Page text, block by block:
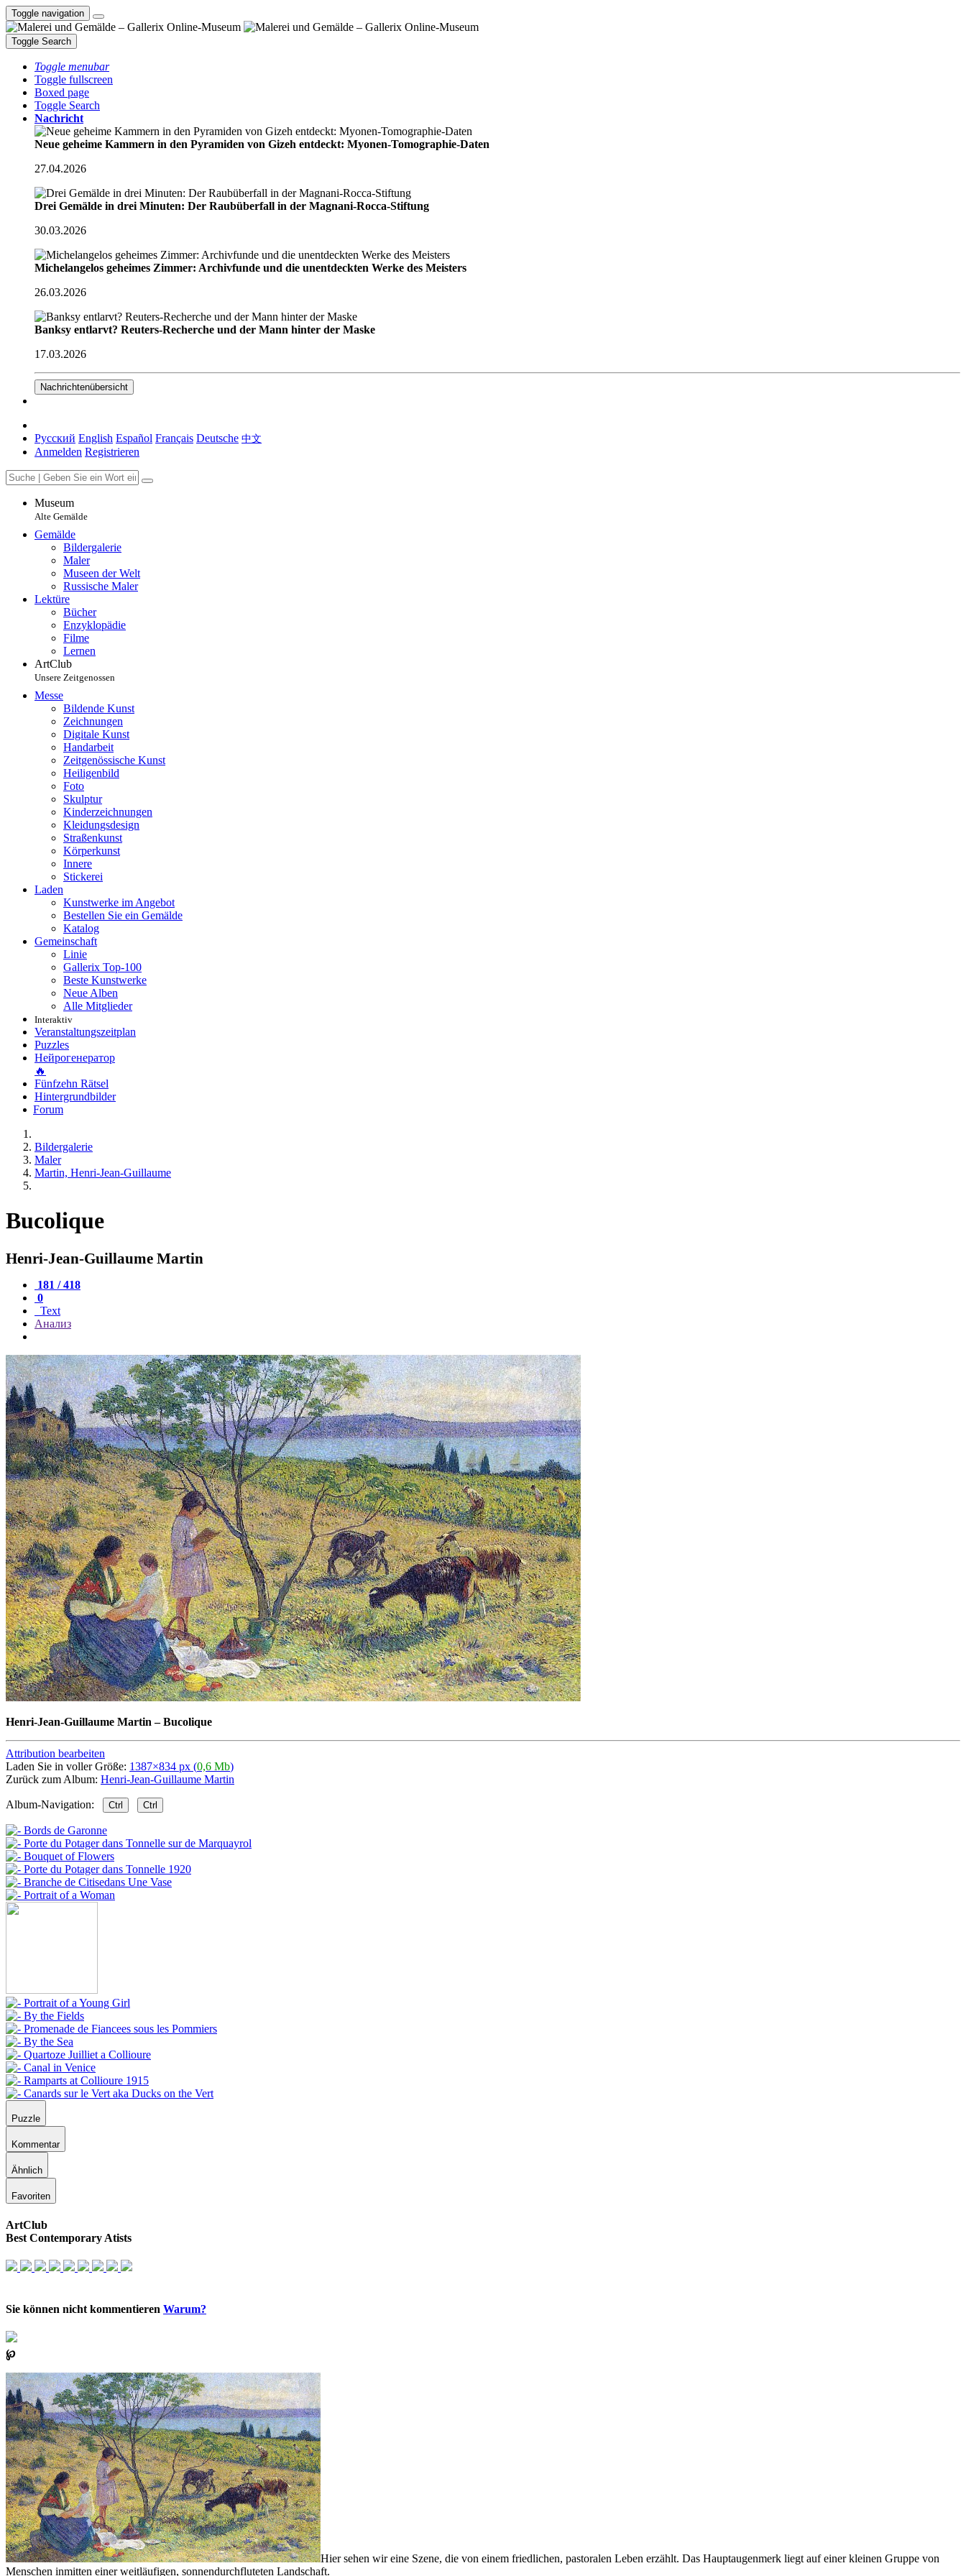
Toggle navigation
Toggle Search
Toggle menubar
Toggle fullscreen
Boxed page
Toggle Search
Nachricht
Neue geheime Kammern in den Pyramiden von Gizeh entdeckt: Myonen-Tomographie-Daten
27.04.2026
Drei Gemälde in drei Minuten: Der Raubüberfall in der Magnani-Rocca-Stiftung
30.03.2026
Michelangelos geheimes Zimmer: Archivfunde und die unentdeckten Werke des Meisters
26.03.2026
Banksy entlarvt? Reuters-Recherche und der Mann hinter der Maske
17.03.2026
Nachrichtenübersicht
Русский English Español Français Deutsche 中文
Anmelden Registrieren
Museum
Alte Gemälde
Gemälde
Bildergalerie
Maler
Museen der Welt
Russische Maler
Lektüre
Bücher
Enzyklopädie
Filme
Lernen
ArtClub
Unsere Zeitgenossen
Messe
Bildende Kunst
Zeichnungen
Digitale Kunst
Handarbeit
Zeitgenössische Kunst
Heiligenbild
Foto
Skulptur
Kinderzeichnungen
Kleidungsdesign
Straßenkunst
Körperkunst
Innere
Stickerei
Laden
Kunstwerke im Angebot
Bestellen Sie ein Gemälde
Katalog
Gemeinschaft
Linie
Gallerix Top-100
Beste Kunstwerke
Neue Alben
Alle Mitglieder
Interaktiv
Veranstaltungszeitplan
Puzzles
Нейрогенератор
🔥
Fünfzehn Rätsel
Hintergrundbilder
Forum
Bildergalerie
Maler
Martin, Henri-Jean-Guillaume
Bucolique
Henri-Jean-Guillaume Martin
181 / 418
0
Text
Анализ
Henri-Jean-Guillaume Martin –Bucolique
Attribution bearbeiten
Laden Sie in voller Größe: 1387×834 px (0,6 Mb)
Zurück zum Album: Henri-Jean-Guillaume Martin
Album-Navigation: Ctrl Ctrl
Puzzle
Kommentar
Ähnlich
Favoriten
ArtClub
Best Contemporary Atists
Sie können nicht kommentieren Warum?
℘
Hier sehen wir eine Szene, die von einem friedlichen, pastoralen Leben erzählt. Das Hauptaugenmerk liegt auf einer kleinen Gruppe von
Menschen inmitten einer weitläufigen, sonnendurchfluteten Landschaft.